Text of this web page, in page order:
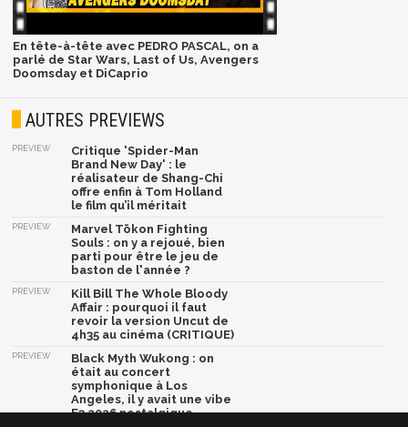
En tête-à-tête avec PEDRO PASCAL, on a
parlé de Star Wars, Last of Us, Avengers
Doomsday et DiCaprio
AUTRES PREVIEWS
PREVIEW
Critique 'Spider-Man
Brand New Day' : le
réalisateur de Shang-Chi
offre enfin à Tom Holland
le film qu’il méritait
PREVIEW
Marvel Tōkon Fighting
Souls : on y a rejoué, bien
parti pour être le jeu de
baston de l'année ?
PREVIEW
Kill Bill The Whole Bloody
Affair : pourquoi il faut
revoir la version Uncut de
4h35 au cinéma (CRITIQUE)
PREVIEW
Black Myth Wukong : on
était au concert
symphonique à Los
Angeles, il y avait une vibe
E3 2026 nostalgique